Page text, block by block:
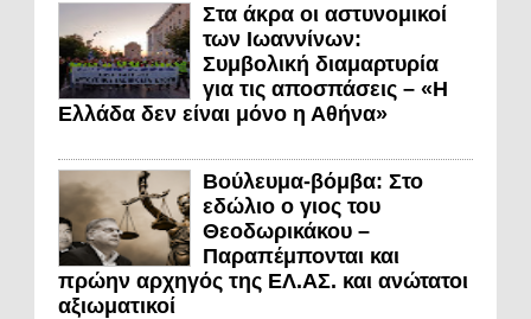
Στα άκρα οι αστυνομικοί
των Ιωαννίνων:
Συμβολική διαμαρτυρία
για τις αποσπάσεις – «Η
Ελλάδα δεν είναι μόνο η Αθήνα»
Βούλευμα-βόμβα: Στο
εδώλιο ο γιος του
Θεοδωρικάκου –
Παραπέμπονται και
πρώην αρχηγός της ΕΛ.ΑΣ. και ανώτατοι
αξιωματικοί